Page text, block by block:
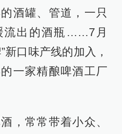
酒罐、管道，一只
流出的酒瓶……7月
新口味产线的加入，
一家精酿啤酒工厂
，常常带着小众、